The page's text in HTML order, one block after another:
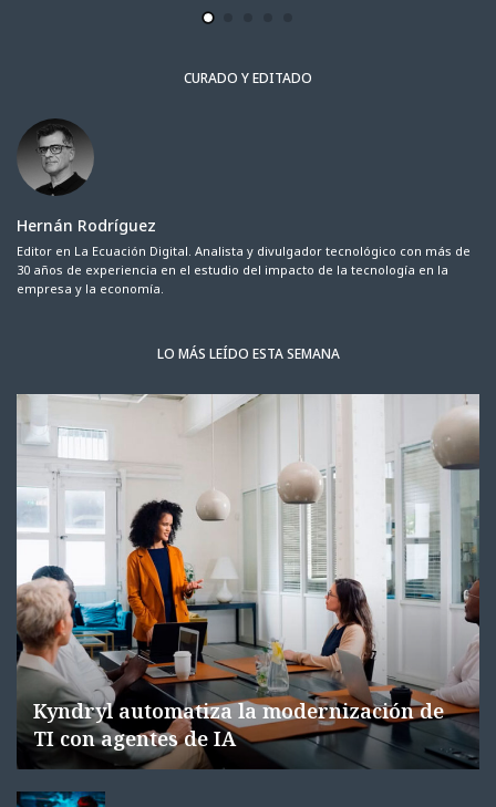
CURADO Y EDITADO
Hernán Rodríguez
Editor en La Ecuación Digital. Analista y divulgador tecnológico con más de
30 años de experiencia en el estudio del impacto de la tecnología en la
empresa y la economía.
LO MÁS LEÍDO ESTA SEMANA
Kyndryl automatiza la modernización de
TI con agentes de IA